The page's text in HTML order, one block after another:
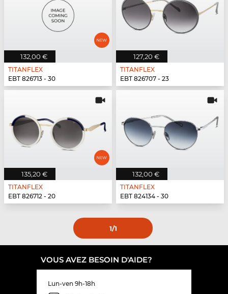
132,00 €
TITANFLEX
EBT 826713 - 30
127,20 €
TITANFLEX
EBT 826707 - 23
135,20 €
TITANFLEX
EBT 826712 - 20
132,00 €
TITANFLEX
EBT 824134 - 30
1/1
VOUS AVEZ BESOIN D'AIDE?
Lun-ven 9h-18h